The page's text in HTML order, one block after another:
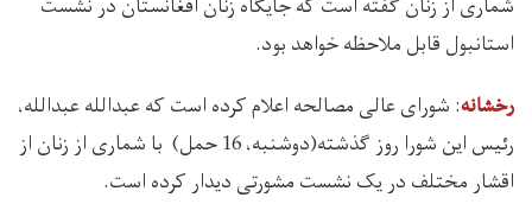
استانبول قابل ملاحظه خواهد بود.
رخشانه: شورای عالی مصالحه اعلام کرده است که عبدالله عبدالله،
رئیس این شورا روز گذشته(دوشنبه، 16 حمل) با شماری از زنان از
اقشار مختلف در یک نشست مشورتی دیدار کرده است.